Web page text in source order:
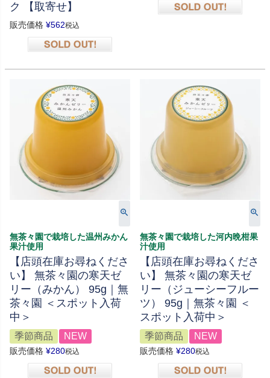
ク 【取寄せ】
販売価格 ¥562税込
無茶々園で栽培した温州みかん
果汁使用
【店頭在庫お尋ねくださ
い】 無茶々園の寒天ゼ
リー（みかん） 95g｜無
茶々園 ＜スポット入荷
中＞
季節商品 NEW
販売価格 ¥280税込
無茶々園で栽培した河内晩柑果
汁使用
【店頭在庫お尋ねくださ
い】 無茶々園の寒天ゼ
リー（ジューシーフルー
ツ） 95g｜無茶々園 ＜
スポット入荷中＞
季節商品 NEW
販売価格 ¥280税込